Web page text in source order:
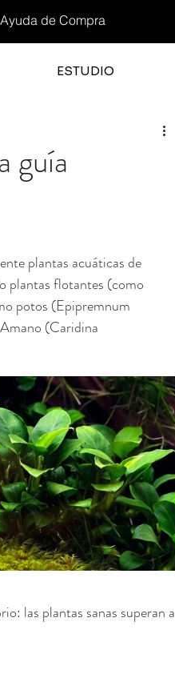
Ayuda de Compra
ESTUDIO
guía
plantas acuáticas de
plantas flotantes (como
potos (Epipremnum
(Caridina
las plantas sanas superan a